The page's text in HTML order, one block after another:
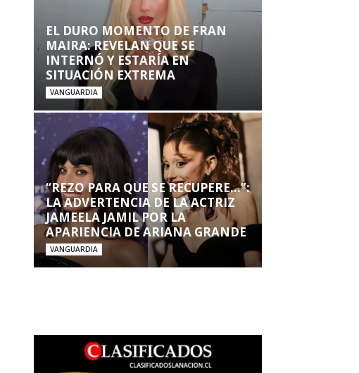
EL DURO MOMENTO DE FRAN
MAIRA: REVELAN QUE SE
INTERNÓ Y ESTARÍA EN
SITUACIÓN EXTREMA
VANGUARDIA
“REZO PARA QUE SE RECUPERE…”:
LA ADVERTENCIA DE LA ACTRIZ
JAMEELA JAMIL POR LA
APARIENCIA DE ARIANA GRANDE
VANGUARDIA